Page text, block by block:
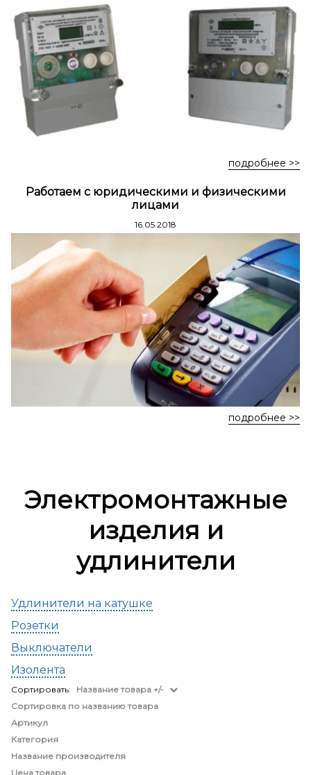
Стремянки стальные
Стремянки двухсторонние стальные
подробнее >>
Работаем с юридическими и физическими
лицами
16.05.2018
подробнее >>
Электромонтажные
изделия и
удлинители
Удлинители на катушке
Розетки
Выключатели
Изолента
Сортировать:
Название товара +/-
Сортировка по названию товара
Артикул
Категория
Название производителя
Цена товара